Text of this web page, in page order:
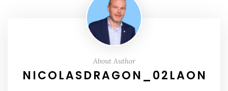
About Author
NICOLASDRAGON_02LAON